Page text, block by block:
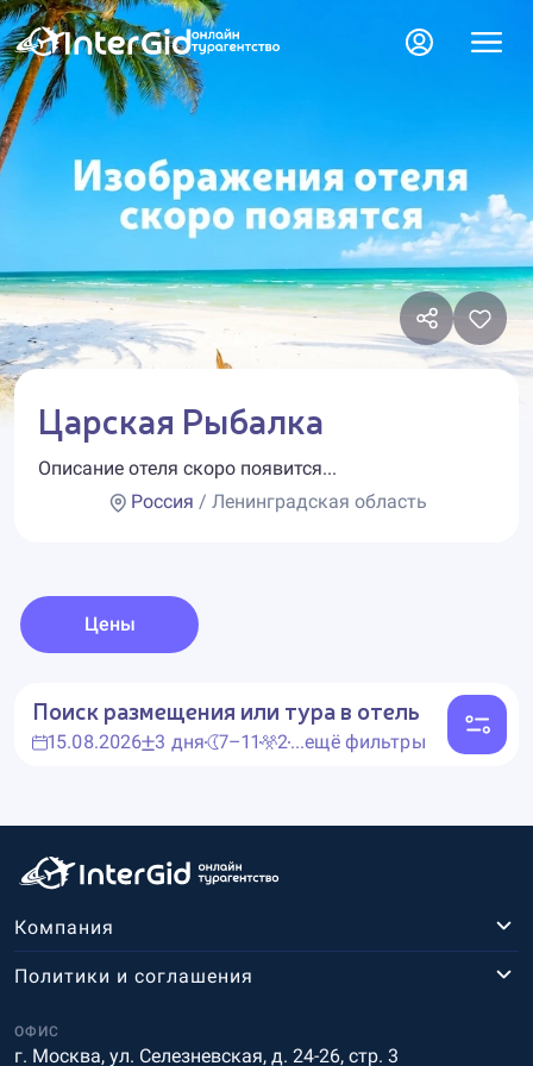
Царская Рыбалка
Описание отеля скоро появится...
Россия / Ленинградская область
Цены
Поиск размещения или тура в отель
15.08.2026 3 дня 7–11 2...ещё фильтры
Компания
ОФИС
г. Москва, ул. Селезневская, д. 24-26, стр. 3
Политики и соглашения